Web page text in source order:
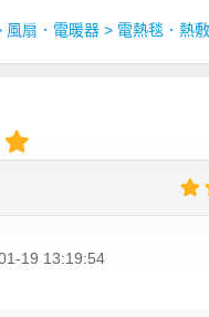
風扇．電暖器 > 電熱毯．熱
19 13:19:54